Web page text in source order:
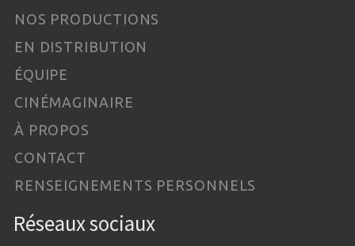
NOS PRODUCTIONS
EN DISTRIBUTION
ÉQUIPE
CINÉMAGINAIRE
À PROPOS
CONTACT
RENSEIGNEMENTS PERSONNELS
Réseaux sociaux